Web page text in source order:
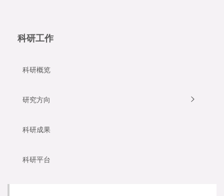
科研工作
科研概览
研究方向
科研成果
科研平台